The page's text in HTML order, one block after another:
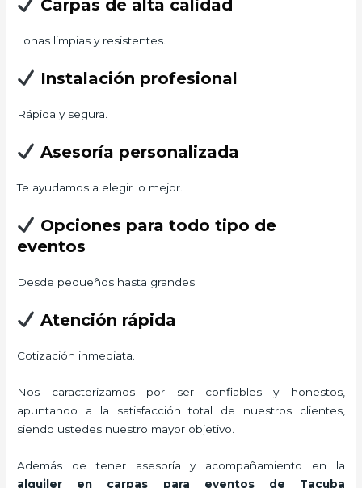
Carpas de alta calidad
Lonas limpias y resistentes.
Instalación profesional
Rápida y segura.
Asesoría personalizada
Te ayudamos a elegir lo mejor.
Opciones para todo tipo de
eventos
Desde pequeños hasta grandes.
Atención rápida
Cotización inmediata.
Nos caracterizamos por ser confiables y honestos,
apuntando a la satisfacción total de nuestros clientes,
siendo ustedes nuestro mayor objetivo.
Además de tener asesoría y acompañamiento en la
alquiler en carpas para eventos de Tacuba